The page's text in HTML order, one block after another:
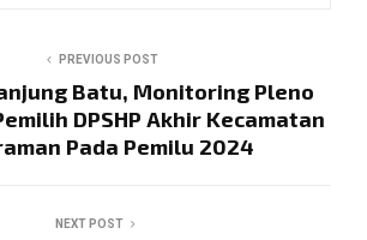
PREVIOUS POST
Batu, Monitoring Pleno
DPSHP Akhir Kecamatan
Pada Pemilu 2024
NEXT POST